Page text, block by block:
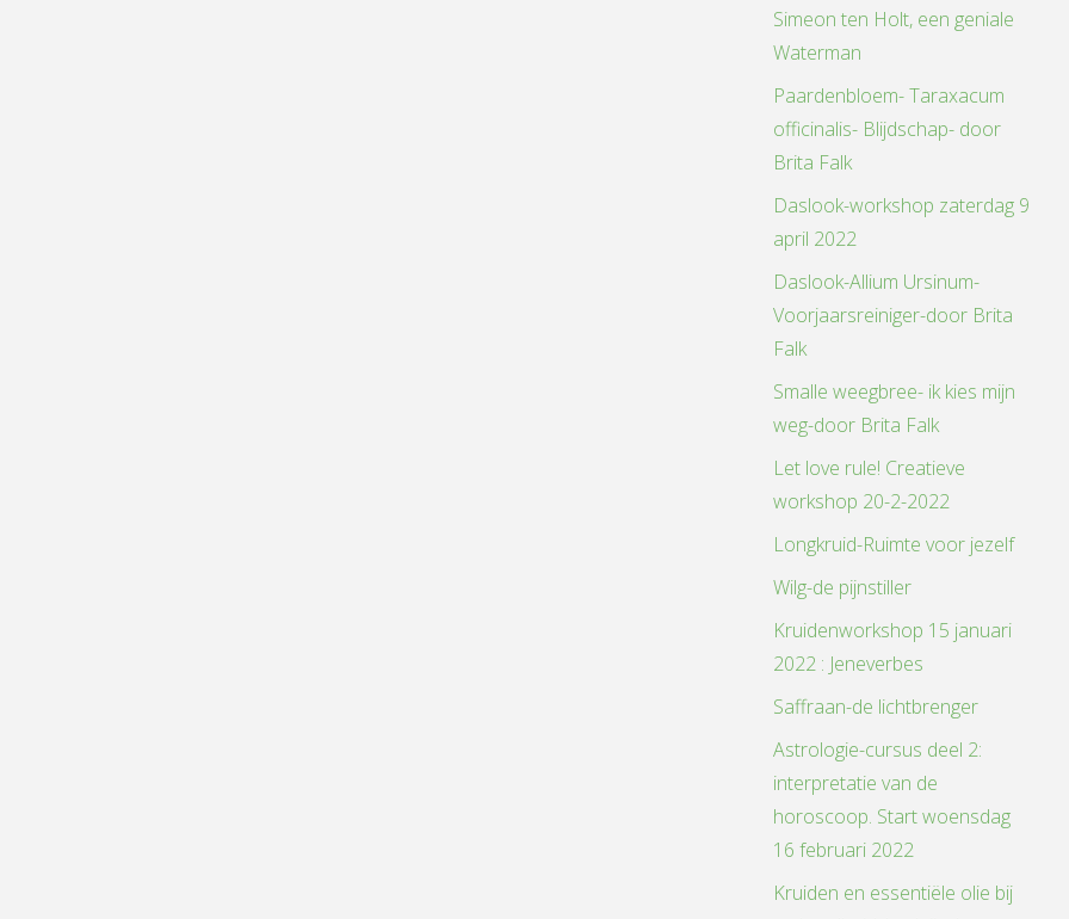
Simeon ten Holt, een geniale
Waterman
Paardenbloem- Taraxacum
officinalis- Blijdschap- door
Brita Falk
Daslook-workshop zaterdag 9
april 2022
Daslook-Allium Ursinum-
Voorjaarsreiniger-door Brita
Falk
Smalle weegbree- ik kies mijn
weg-door Brita Falk
Let love rule! Creatieve
workshop 20-2-2022
Longkruid-Ruimte voor jezelf
Wilg-de pijnstiller
Kruidenworkshop 15 januari
2022 : Jeneverbes
Saffraan-de lichtbrenger
Astrologie-cursus deel 2:
interpretatie van de
horoscoop. Start woensdag
16 februari 2022
Kruiden en essentiële olie bij